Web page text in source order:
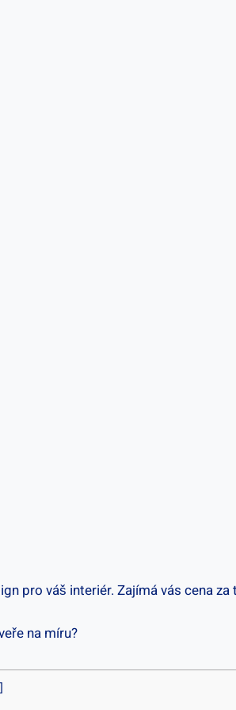
pro váš interiér. Zajímá vás cena
]